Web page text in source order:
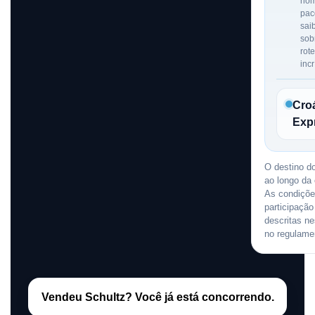
O destino
ao longo da
As
descritas
no
Vendeu Schultz? Você já está concorrendo.